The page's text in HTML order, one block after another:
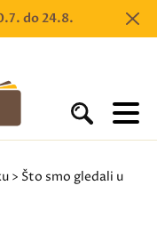
do 24.8.
> Što smo gledali u